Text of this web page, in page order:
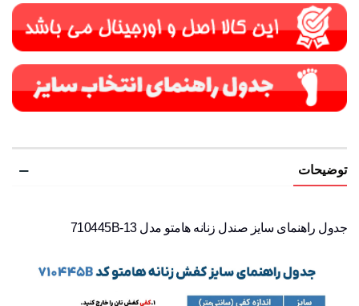
توضیحات
جدول راهنمای سایز صندل زنانه هامتو مدل 710445B-13